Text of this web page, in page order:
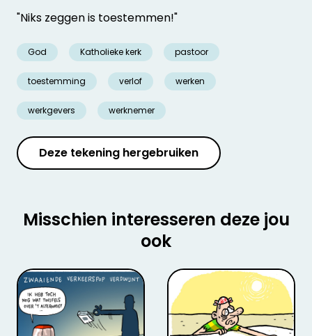
"Niks zeggen is toestemmen!"
God Katholieke kerk pastoor
toestemming verlof werken
werkgevers werknemer
Deze tekening hergebruiken
Misschien interesseren deze jou
ook